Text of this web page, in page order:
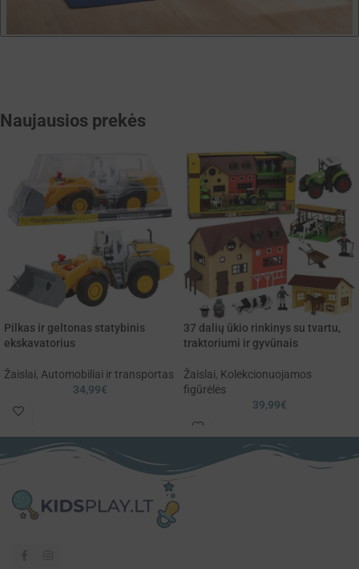
Naujausios prekės
Pilkas ir geltonas statybinis
ekskavatorius
Žaislai, Automobiliai ir transportas
34,99€
37 dalių ūkio rinkinys su tvartu,
traktoriumi ir gyvūnais
Žaislai, Kolekcionuojamos
figūrėlės
39,99€